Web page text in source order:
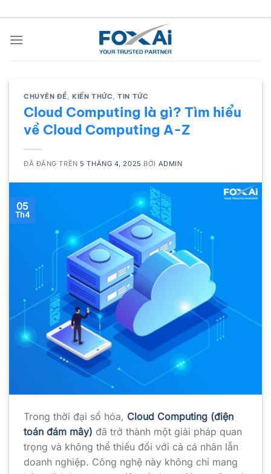
đến
nội
CHUYÊN ĐỀ,KIẾN THỨC,TIN TỨC
Cloud Computing là gì? Tìm hiểu
về Cloud Computing A-Z
ĐÃ ĐĂNG TRÊN5 THÁNG 4, 2025 BỞI ADMIN
05
Th4
Trong thời đại số hóa, Cloud Computing (điện
toán đám mây) đã trở thành một giải pháp quan
trọng và không thể thiếu đối với cả cá nhân lẫn
doanh nghiệp. Công nghệ này không chỉ mang